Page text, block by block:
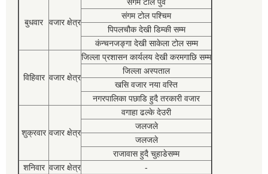
बुधवार वजार क्षेत्र
संगम टोल पुर्व
संगम टोल पश्चिम
पिपलचौक देखी डिम्की सम्म
कंन्चनजङ्गा देखी साकेला टोल सम्म
विहिवार वजार क्षेत्र
जिल्ला प्रशासन कार्यलय देखी करमगाछि सम्म
जिल्ला अस्पताल
खसि वजार नया वस्ति
नगरपालिका पछाडि हुदै तरकारी वजार
शुक्रवार वजार क्षेत्र
वगाहा ढल्के देउरी
जलजले
जलजले
राजावास हुदै चुहाडेसम्म
शनिवार वजार क्षेत्र -